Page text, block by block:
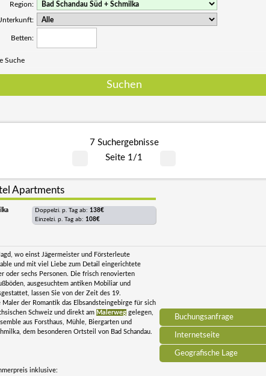
Region:
Betten:
Suche
7 Suchergebnisse
Seite 1/1
Buchungsanfrage
Internetseite
Geografische Lage
Apartments
Doppelzi. p. Tag ab: 138€
Einzelzi. p. Tag ab: 108€
wo einst Jägermeister und Försterleute
und mit viel Liebe zum Detail eingerichtete
oder sechs Personen. Die frisch renovierten
ausgesuchtem antiken Mobiliar und
lassen Sie von der Zeit des 19.
Maler der Romantik das Elbsandsteingebirge für sich
Schweiz und direkt am Malerweg gelegen,
aus Forsthaus, Mühle, Biergarten und
dem besonderen Ortsteil von Bad Schandau.
inklusive: